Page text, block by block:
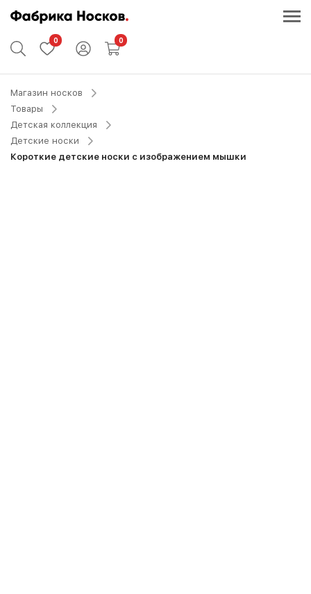
0 0
Магазин носков
Товары
Детская коллекция
Детские носки
Короткие детские носки с изображением мышки